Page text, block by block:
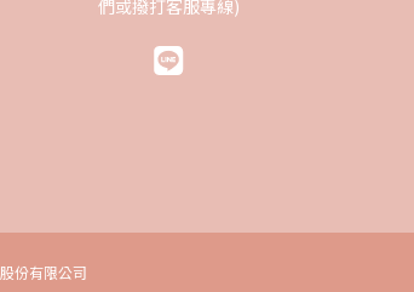
們或撥打客服專線)
份有限公司